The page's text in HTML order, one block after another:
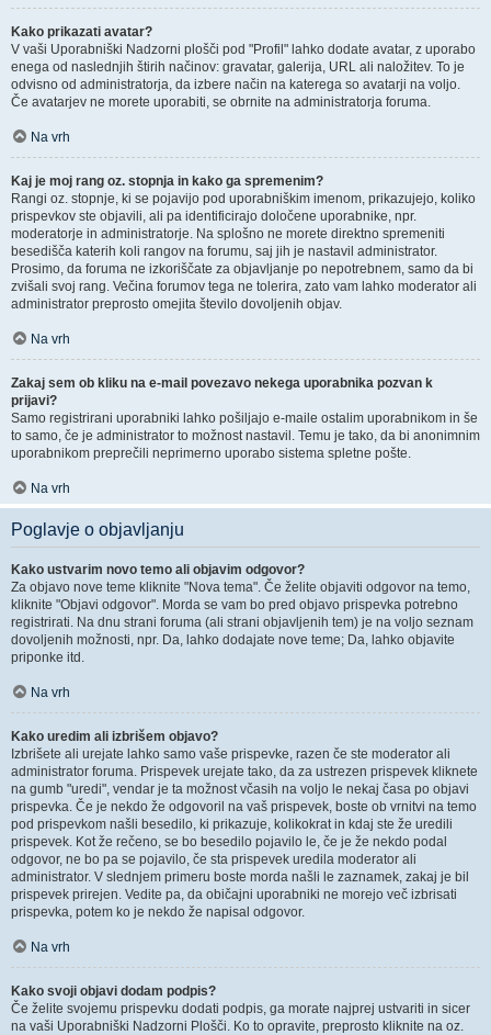
Kako prikazati avatar?
V vaši Uporabniški Nadzorni plošči pod "Profil" lahko dodate avatar, z uporabo
enega od naslednjih štirih načinov: gravatar, galerija, URL ali naložitev. To je
odvisno od administratorja, da izbere način na katerega so avatarji na voljo.
Če avatarjev ne morete uporabiti, se obrnite na administratorja foruma.
Na vrh
Kaj je moj rang oz. stopnja in kako ga spremenim?
Rangi oz. stopnje, ki se pojavijo pod uporabniškim imenom, prikazujejo, koliko
prispevkov ste objavili, ali pa identificirajo določene uporabnike, npr.
moderatorje in administratorje. Na splošno ne morete direktno spremeniti
besedišča katerih koli rangov na forumu, saj jih je nastavil administrator.
Prosimo, da foruma ne izkoriščate za objavljanje po nepotrebnem, samo da bi
zvišali svoj rang. Večina forumov tega ne tolerira, zato vam lahko moderator ali
administrator preprosto omejita število dovoljenih objav.
Na vrh
Zakaj sem ob kliku na e-mail povezavo nekega uporabnika pozvan k
prijavi?
Samo registrirani uporabniki lahko pošiljajo e-maile ostalim uporabnikom in še
to samo, če je administrator to možnost nastavil. Temu je tako, da bi anonimnim
uporabnikom preprečili neprimerno uporabo sistema spletne pošte.
Na vrh
Poglavje o objavljanju
Kako ustvarim novo temo ali objavim odgovor?
Za objavo nove teme kliknite "Nova tema". Če želite objaviti odgovor na temo,
kliknite "Objavi odgovor". Morda se vam bo pred objavo prispevka potrebno
registrirati. Na dnu strani foruma (ali strani objavljenih tem) je na voljo seznam
dovoljenih možnosti, npr. Da, lahko dodajate nove teme; Da, lahko objavite
priponke itd.
Na vrh
Kako uredim ali izbrišem objavo?
Izbrišete ali urejate lahko samo vaše prispevke, razen če ste moderator ali
administrator foruma. Prispevek urejate tako, da za ustrezen prispevek kliknete
na gumb "uredi", vendar je ta možnost včasih na voljo le nekaj časa po objavi
prispevka. Če je nekdo že odgovoril na vaš prispevek, boste ob vrnitvi na temo
pod prispevkom našli besedilo, ki prikazuje, kolikokrat in kdaj ste že uredili
prispevek. Kot že rečeno, se bo besedilo pojavilo le, če je že nekdo podal
odgovor, ne bo pa se pojavilo, če sta prispevek uredila moderator ali
administrator. V slednjem primeru boste morda našli le zaznamek, zakaj je bil
prispevek prirejen. Vedite pa, da običajni uporabniki ne morejo več izbrisati
prispevka, potem ko je nekdo že napisal odgovor.
Na vrh
Kako svoji objavi dodam podpis?
Če želite svojemu prispevku dodati podpis, ga morate najprej ustvariti in sicer
na vaši Uporabniški Nadzorni Plošči. Ko to opravite, preprosto kliknite na oz.